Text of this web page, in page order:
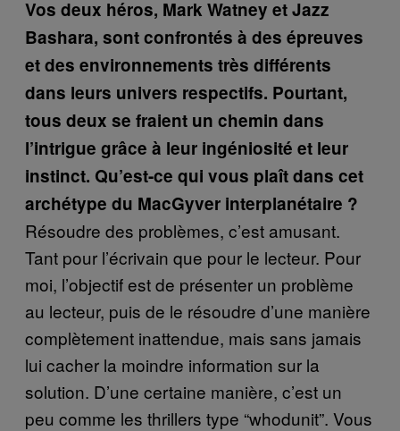
Vos deux héros, Mark Watney et Jazz
Bashara, sont confrontés à des épreuves
et des environnements très différents
dans leurs univers respectifs. Pourtant,
tous deux se fraient un chemin dans
l’intrigue grâce à leur ingéniosité et leur
instinct. Qu’est-ce qui vous plaît dans cet
archétype du MacGyver interplanétaire ?
Résoudre des problèmes, c’est amusant.
Tant pour l’écrivain que pour le lecteur. Pour
moi, l’objectif est de présenter un problème
au lecteur, puis de le résoudre d’une manière
complètement inattendue, mais sans jamais
lui cacher la moindre information sur la
solution. D’une certaine manière, c’est un
peu comme les thrillers type “whodunit”. Vous